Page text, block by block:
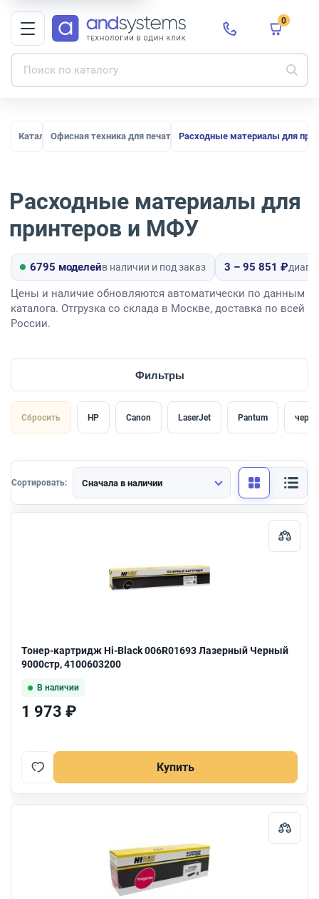
0
КаталогОфисная техника для печати, сканирования и
Расходные материалы для
Расходные материалы для
принтеров и МФУ
6795 моделейв наличии и под заказ 3 – 95 851 ₽
Цены и наличие обновляются автоматически по данным
каталога. Отгрузка со склада в Москве, доставка по всей
России.
Фильтры
Сбросить HP Canon LaserJet Pantum
Сортировать: Сначала в наличии
Тонер-картридж Hi-Black 006R01693 Лазерный Черный
9000стр, 4100603200
В наличии
1 973 ₽
Купить